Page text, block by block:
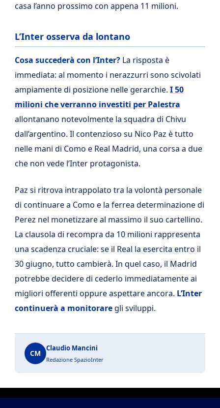
casa l’anno prossimo con appena 11 milioni.
L’Inter osserva da lontano
Cosa succederà con l’Inter? La risposta è
immediata: al momento i nerazzurri sono scivolati
ampiamente di posizione nelle gerarchie. I 50
milioni che verranno investiti per Palestra
allontanano notevolmente la squadra di Chivu
dall’argentino. Il contenzioso su Nico Paz è tutto
nelle mani di Como e Real Madrid, una corsa a due
che non vede l’Inter protagonista.
Paz si ritrova intrappolato tra la volontà personale
di continuare a Como e la ferrea determinazione di
Perez nel monetizzare al massimo il suo cartellino.
La clausola di recompra da 10 milioni rappresenta
una scadenza cruciale: se il Real la esercita entro il
30 giugno, tutto cambierà. In quel caso, il Madrid
potrebbe decidere di cederlo immediatamente ai
migliori offerenti oppure aspettare ancora. L’Inter
continuerà a monitorare gli sviluppi.
CM
Claudio Mancini
Redazione SpazioInter